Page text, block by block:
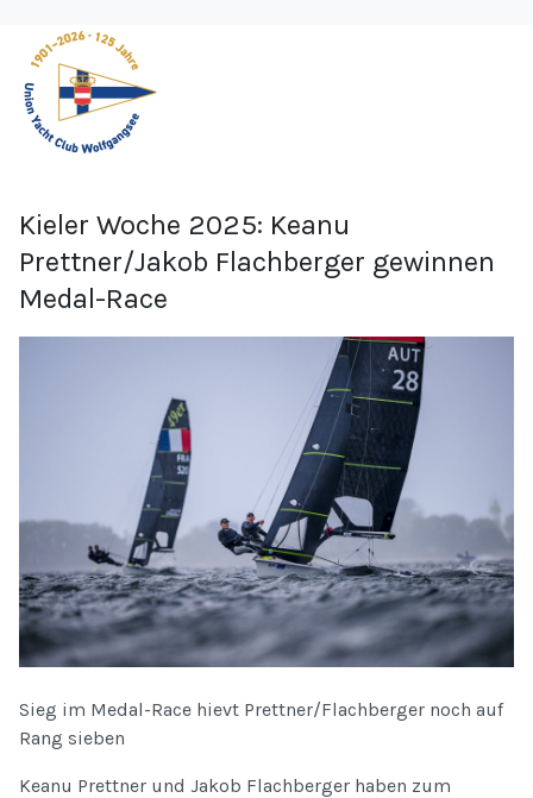
Kieler Woche 2025: Keanu
Prettner/Jakob Flachberger gewinnen
Medal-Race
Sieg im Medal-Race hievt Prettner/Flachberger noch auf
Rang sieben
Keanu Prettner und Jakob Flachberger haben zum